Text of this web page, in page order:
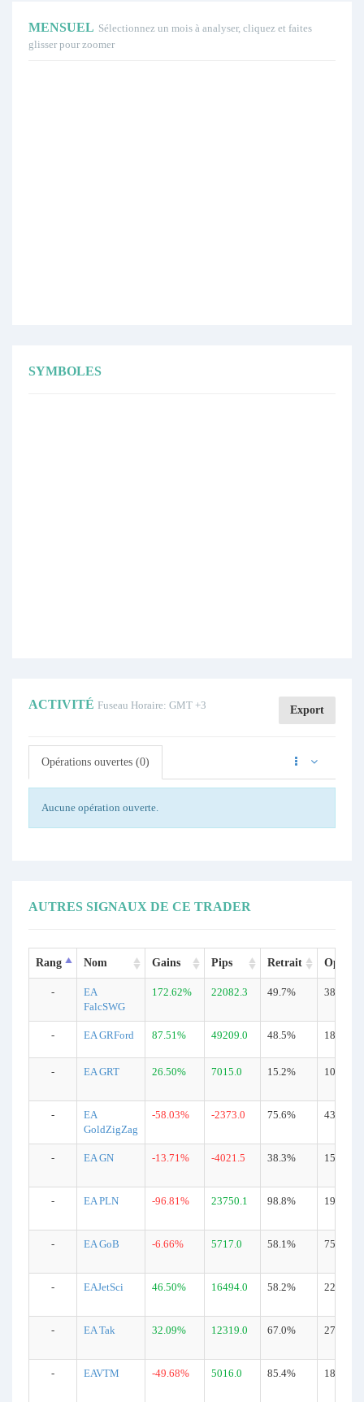
MENSUEL Sélectionnez un mois à analyser, cliquez et faites
glisser pour zoomer
SYMBOLES
ACTIVITÉ Fuseau Horaire: GMT +3 Export
Opérations ouvertes (0)
Aucune opération ouverte.
AUTRES SIGNAUX DE CE TRADER
Rang Nom Gains Pips Retrait
-
EA
FalcSWG
172.62% 22082.3 49.7% 381
- EA GRFord 87.51% 49209.0 48.5% 184
- EA GRT 26.50% 7015.0 15.2% 103
-
EA
GoldZigZag
-58.03% -2373.0 75.6% 435
- EA GN -13.71% -4021.5 38.3% 155
- EA PLN -96.81% 23750.1 98.8% 1988
- EA GoB -6.66% 5717.0 58.1% 751
- EAJetSci 46.50% 16494.0 58.2% 228
- EA Tak 32.09% 12319.0 67.0% 270
- EAVTM -49.68% 5016.0 85.4% 184